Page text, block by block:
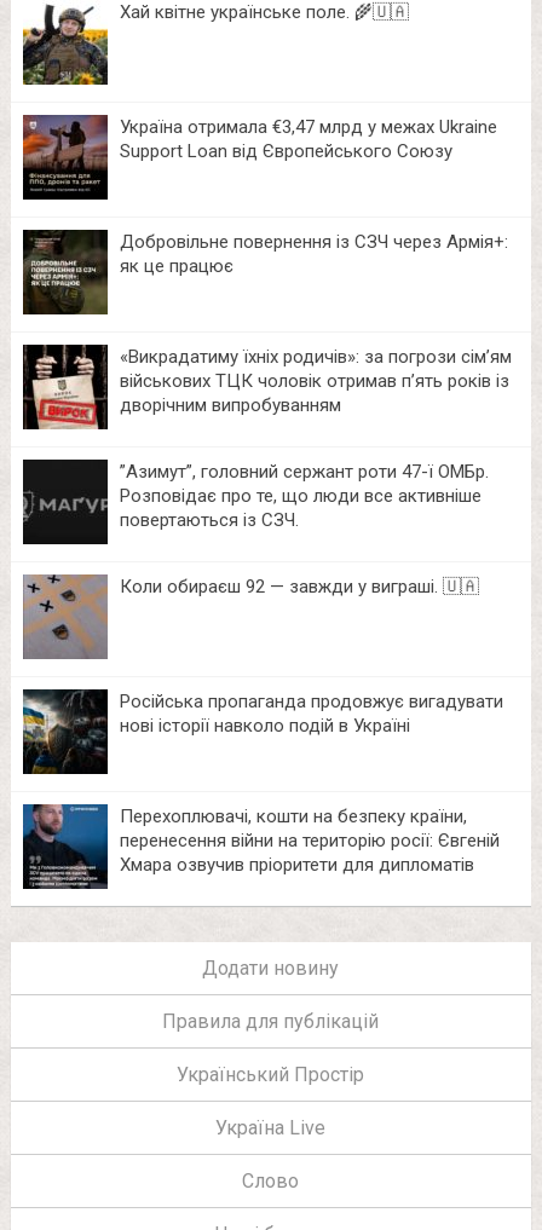
Хай квітне українське поле. 🌾🇺🇦
Україна отримала €3,47 млрд у межах Ukraine
Support Loan від Європейського Союзу
Добровільне повернення із СЗЧ через Армія+:
як це працює
«Викрадатиму їхніх родичів»: за погрози сім’ям
військових ТЦК чоловік отримав п’ять років із
дворічним випробуванням
⁨”Азимут”, головний сержант роти 47-ї ОМБр.
Розповідає про те, що люди все активніше
повертаються із СЗЧ.
Коли обираєш 92 — завжди у виграші. 🇺🇦
Російська пропаганда продовжує вигадувати
нові історії навколо подій в Україні
Перехоплювачі, кошти на безпеку країни,
перенесення війни на територію росії: Євгеній
Хмара озвучив пріоритети для дипломатів
Додати новину
Правила для публікацій
Український Простір
Україна Live
Слово